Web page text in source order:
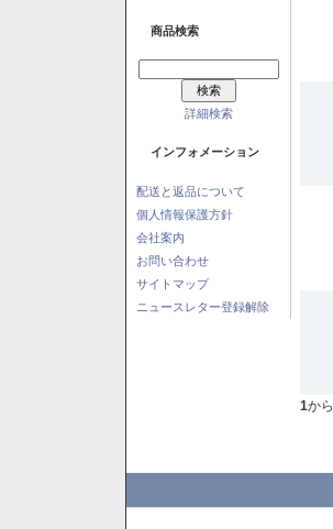
商品検索
詳細検索
インフォメーション
配送と返品について
個人情報保護方針
会社案内
お問い合わせ
サイトマップ
ニュースレター登録解除
1から